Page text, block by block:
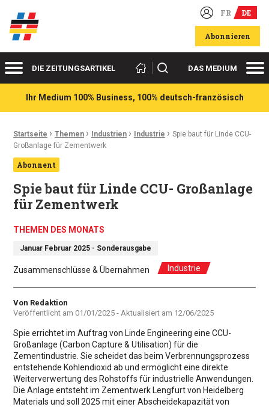
Deutsch-französische Wirtschaftsakteure FR DE
Abonnieren
MenüDIE ZEITUNGSARTIKEL Suchen DAS MEDIUM
Ihr Medium 100% Business, 100% deutsch-französisch
Ariadnefaden:
Startseite › Themen › Industrien › Industrie › Spie baut für Linde CCU-
Großanlage für Zementwerk
Abonnent
Spie baut für Linde CCU- Großanlage
für Zementwerk
THEMEN DES MONATS
Januar Februar 2025 - Sonderausgabe
Zusammenschlüsse & Übernahmen Industrie
Autor
Von Redaktion
Veröffentlicht am 01/01/2025 - Aktualisiert am 12/06/2025
Spie errichtet im Auftrag von Linde Engineering eine CCU-
Großanlage (Carbon Capture & Utilisation) für die
Zementindustrie. Sie scheidet das beim Verbrennungsprozess
entstehende Kohlendioxid ab und ermöglicht eine direkte
Weiterverwertung des Rohstoffs für industrielle Anwendungen.
Die Anlage entsteht im Zementwerk Lengfurt von Heidelberg
Materials und soll 2025 mit einer Abscheidekapazität von